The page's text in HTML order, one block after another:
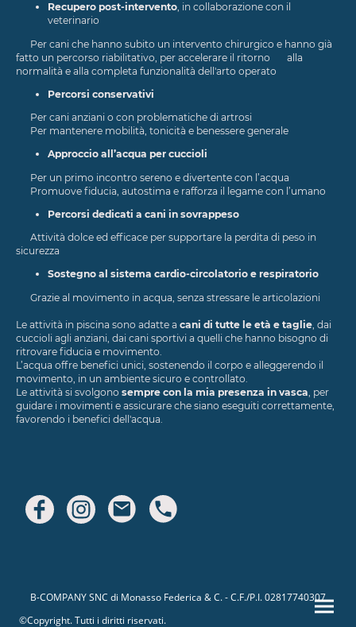
Recupero post-intervento, in collaborazione con il
veterinario
Per cani che hanno subito un intervento chirurgico e hanno già
fatto un percorso riabilitativo, per accelerare il ritorno alla
normalità e alla completa funzionalità dell'arto operato
Percorsi conservativi
Per cani anziani o con problematiche di artrosi
Per mantenere mobilità, tonicità e benessere generale
Approccio all’acqua per cuccioli
Per un primo incontro sereno e divertente con l’acqua
Promuove fiducia, autostima e rafforza il legame con l’umano
Percorsi dedicati a cani in sovrappeso
Attività dolce ed efficace per supportare la perdita di peso in
sicurezza
Sostegno al sistema cardio-circolatorio e respiratorio
Grazie al movimento in acqua, senza stressare le articolazioni
Le attività in piscina sono adatte a cani di tutte le età e taglie , dai
cuccioli agli anziani, dai cani sportivi a quelli che hanno bisogno di
ritrovare fiducia e movimento.
L’acqua offre benefici unici, sostenendo il corpo e alleggerendo il
movimento, in un ambiente sicuro e controllato.
Le attività si svolgono sempre con la mia presenza in vasca , per
guidare i movimenti e assicurare che siano eseguiti correttamente,
favorendo i benefici dell'acqua.
B-COMPANY SNC di Monasso Federica & C. - C.F./P.I. 02817740307
©Copyright. Tutti i diritti riservati.